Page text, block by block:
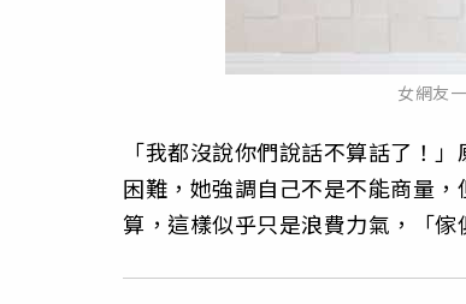
女網友
「我都沒說你們說話不算話了！
困難，她強調自己不是不能商量
算，這樣似乎只是浪費力氣，「傢